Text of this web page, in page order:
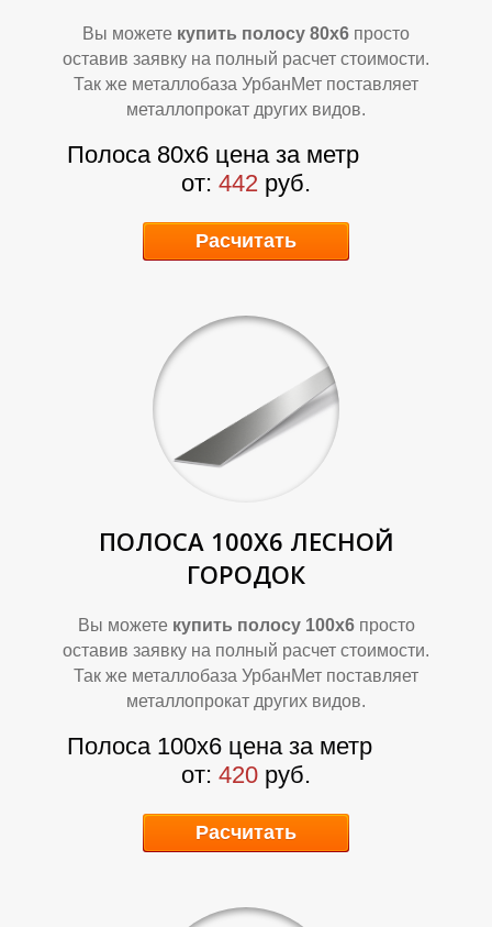
Р
Б
Вы можете купить полосу 80х6 просто
оставив заявку на полный расчет стоимости.
Так же металлобаза УрбанМет поставляет
металлопрокат других видов.
Полоса 80х6 цена за метр
от: 442 руб.
Расчитать
ПОЛОСА 100Х6 ЛЕСНОЙ
ГОРОДОК
Вы можете купить полосу 100х6просто
оставив заявку на полный расчет стоимости.
Так же металлобаза УрбанМет поставляет
металлопрокат других видов.
Полоса 100х6 цена за метр
от: 420 руб.
Расчитать
Р
Б